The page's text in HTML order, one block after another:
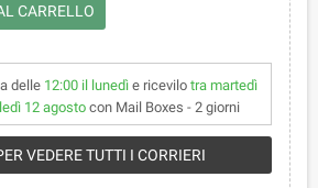
CARRELLO
delle 12:00 il lunedìe ricevilo tra martedì
12 agosto con Mail Boxes - 2 giorni
VEDERE TUTTI I CORRIERI